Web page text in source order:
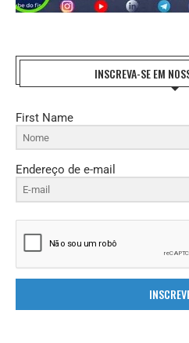
INSCREVA-SE EM
First Name
Endereço de e-mail